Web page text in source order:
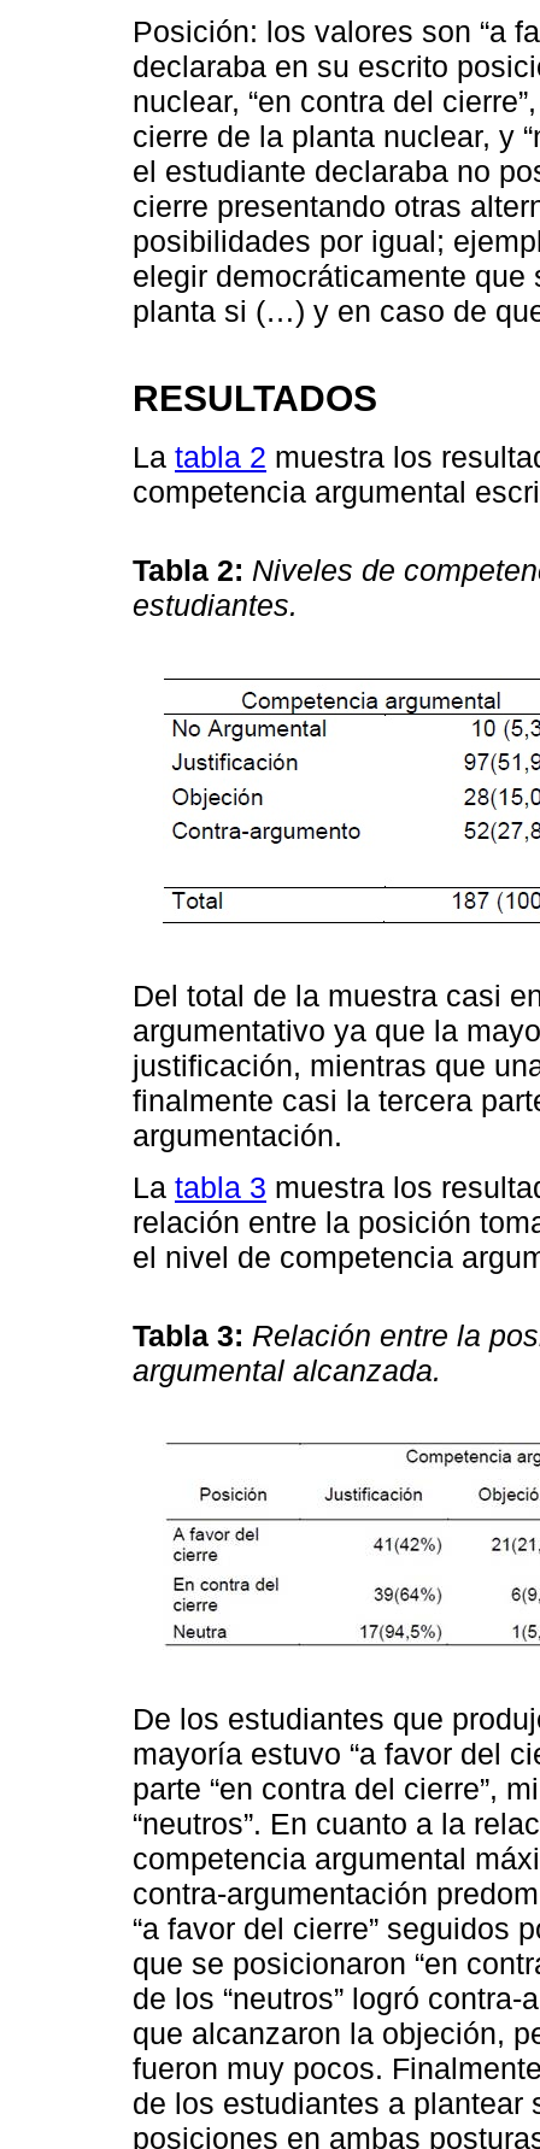
Posición: los valores son “a
declaraba en su escrito
nuclear, “en contra del
cierre de la planta nuclear, y
el estudiante declaraba no
cierre presentando otras
posibilidades por igual;
elegir democráticamente
planta si (…) y en caso de
RESULTADOS
La tabla 2 muestra los
competencia argumental
Tabla 2: Niveles de
estudiantes.
Del total de la muestra casi
argumentativo ya que la
justificación, mientras que
finalmente casi la tercera
argumentación.
La tabla 3 muestra los
relación entre la posición
el nivel de competencia
Tabla 3: Relación entre la
argumental alcanzada.
De los estudiantes que
mayoría estuvo “a favor del
parte “en contra del cierre”,
“neutros”. En cuanto a la
competencia argumental
contra-argumentación
“a favor del cierre” seguidos
que se posicionaron “en
de los “neutros” logró
que alcanzaron la objeción,
fueron muy pocos.
de los estudiantes a
posiciones en ambas